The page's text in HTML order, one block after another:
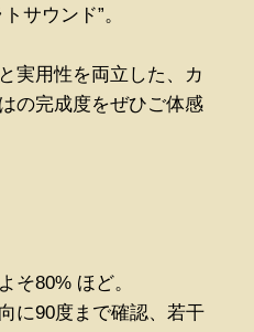
サウンド”。
実用性を両立した、カ
の完成度をぜひご体感
そ80% ほど。
に90度まで確認、若干